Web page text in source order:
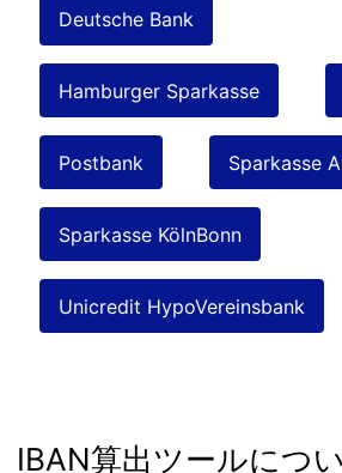
Deutsche Bank
Hamburger Sparkasse
Postbank Sparkasse
Sparkasse KölnBonn
Unicredit HypoVereinsbank
IBAN算出ツールにつ